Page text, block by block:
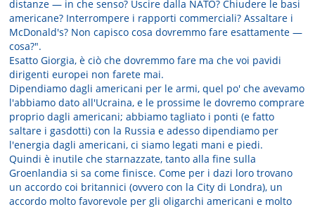
distanze — in che senso? Uscire dalla NATO? Chiudere le basi
americane? Interrompere i rapporti commerciali? Assaltare i
McDonald's? Non capisco cosa dovremmo fare esattamente —
cosa?".
Esatto Giorgia, è ciò che dovremmo fare ma che voi pavidi
dirigenti europei non farete mai.
Dipendiamo dagli americani per le armi, quel po' che avevamo
l'abbiamo dato all'Ucraina, e le prossime le dovremo comprare
proprio dagli americani; abbiamo tagliato i ponti (e fatto
saltare i gasdotti) con la Russia e adesso dipendiamo per
l'energia dagli americani, ci siamo legati mani e piedi.
Quindi è inutile che starnazzate, tanto alla fine sulla
Groenlandia si sa come finisce. Come per i dazi loro trovano
un accordo coi britannici (ovvero con la City di Londra), un
accordo molto favorevole per gli oligarchi americani e molto